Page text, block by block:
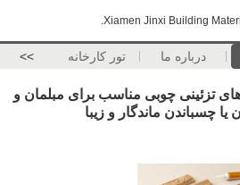
Xiamen Jinxi Building
درباره ما تور کارخانه >>
تزئینی چوبی مناسب برای مبلمان و
ماندگار و زیبا